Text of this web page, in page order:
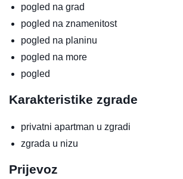
pogled na grad
pogled na znamenitost
pogled na planinu
pogled na more
pogled
Karakteristike zgrade
privatni apartman u zgradi
zgrada u nizu
Prijevoz